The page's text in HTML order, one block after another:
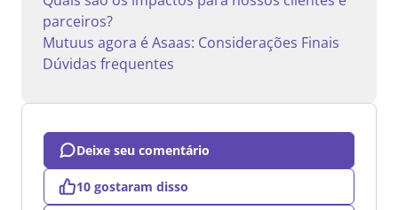
parceiros?
Mutuus agora é Asaas: Considerações Finais
Dúvidas frequentes
Deixe seu comentário
10 gostaram disso